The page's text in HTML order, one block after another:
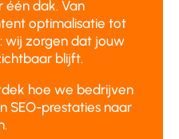
één dak. Van
optimalisatie tot
wij zorgen dat jouw
blijft.
hoe we bedrijven
SEO-prestaties naar